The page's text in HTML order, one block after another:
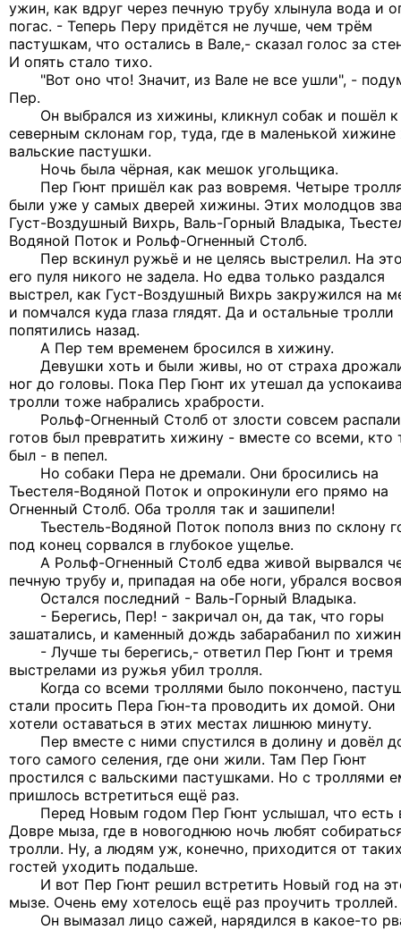
ужин, как вдруг через печную трубу хлынула вода и
погас. - Теперь Перу придётся не лучше, чем трём
пастушкам, что остались в Вале,- сказал голос за
И опять стало тихо.
"Вот оно что! Значит, из Вале не все ушли", -
Пер.
Он выбрался из хижины, кликнул собак и пошёл к
северным склонам гор, туда, где в маленькой
вальские пастушки.
Ночь была чёрная, как мешок угольщика.
Пер Гюнт пришёл как раз вовремя. Четыре
были уже у самых дверей хижины. Этих молодцов
Густ-Воздушный Вихрь, Валь-Горный Владыка,
Водяной Поток и Рольф-Огненный Столб.
Пер вскинул ружьё и не целясь выстрелил. На
его пуля никого не задела. Но едва только раздался
выстрел, как Густ-Воздушный Вихрь закружился на
и помчался куда глаза глядят. Да и остальные тролли
попятились назад.
А Пер тем временем бросился в хижину.
Девушки хоть и были живы, но от страха
ног до головы. Пока Пер Гюнт их утешал да
тролли тоже набрались храбрости.
Рольф-Огненный Столб от злости совсем
готов был превратить хижину - вместе со всеми, кто
был - в пепел.
Но собаки Пера не дремали. Они бросились на
Тьестеля-Водяной Поток и опрокинули его прямо на
Огненный Столб. Оба тролля так и зашипели!
Тьестель-Водяной Поток пополз вниз по склону
под конец сорвался в глубокое ущелье.
А Рольф-Огненный Столб едва живой вырвался
печную трубу и, припадая на обе ноги, убрался
Остался последний - Валь-Горный Владыка.
- Берегись, Пер! - закричал он, да так, что горы
зашатались, и каменный дождь забарабанил по
- Лучше ты берегись,- ответил Пер Гюнт и тремя
выстрелами из ружья убил тролля.
Когда со всеми троллями было покончено,
стали просить Пера Гюн-та проводить их домой. Они
хотели оставаться в этих местах лишнюю минуту.
Пер вместе с ними спустился в долину и довёл
того самого селения, где они жили. Там Пер Гюнт
простился с вальскими пастушками. Но с троллями
пришлось встретиться ещё раз.
Перед Новым годом Пер Гюнт услышал, что есть
Довре мыза, где в новогоднюю ночь любят
тролли. Ну, а людям уж, конечно, приходится от
гостей уходить подальше.
И вот Пер Гюнт решил встретить Новый год на
мызе. Очень ему хотелось ещё раз проучить троллей.
Он вымазал лицо сажей, нарядился в какое-то